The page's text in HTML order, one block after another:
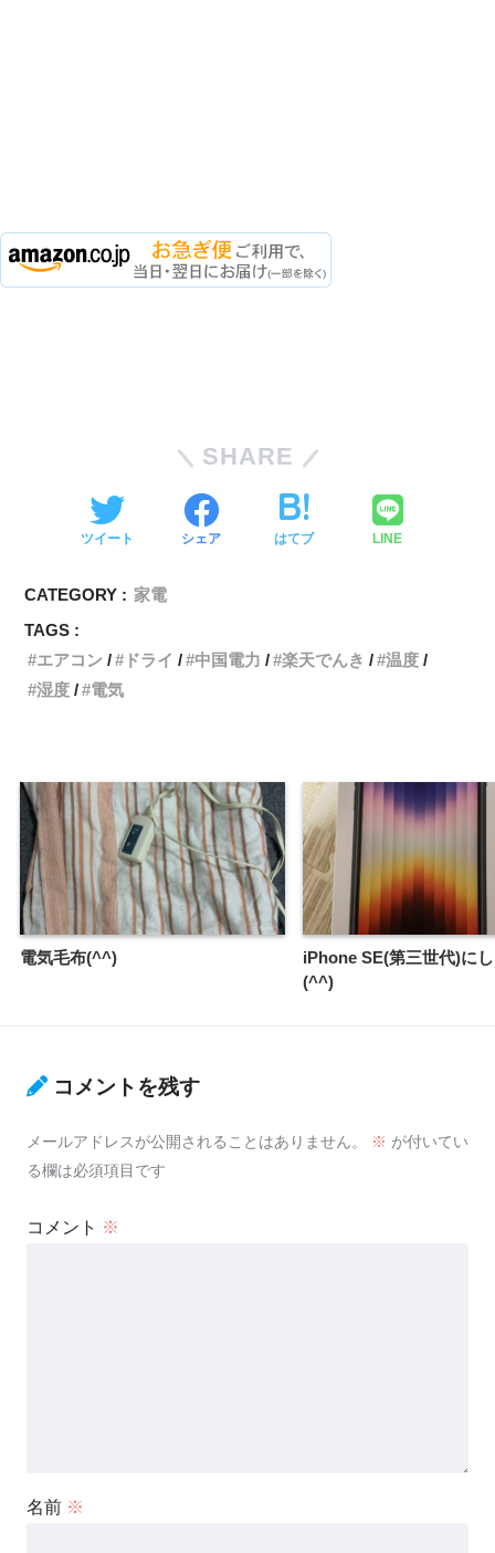
SHARE
ツイート シェア はてブ LINE
CATEGORY : 家電
TAGS :
エアコン
ドライ 中国電力 楽天でんき
温度
湿度
電気
電気毛布(^^)
iPhone SE(第三世代)に
(^^)
コメントを残す
メールアドレスが公開されることはありません。 ※ が付いてい
る欄は必須項目です
コメント ※
名前 ※